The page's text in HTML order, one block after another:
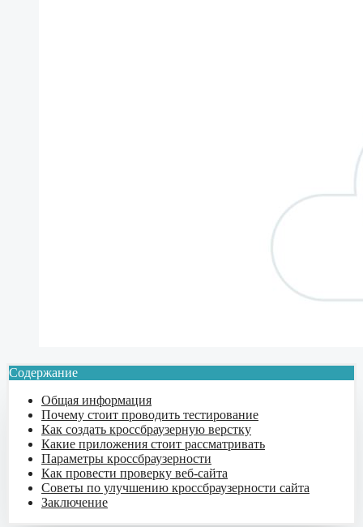
Содержание
Общая информация
Почему стоит проводить тестирование
Как создать кроссбраузерную верстку
Какие приложения стоит рассматривать
Параметры кроссбраузерности
Как провести проверку веб-сайта
Советы по улучшению кроссбраузерности сайта
Заключение